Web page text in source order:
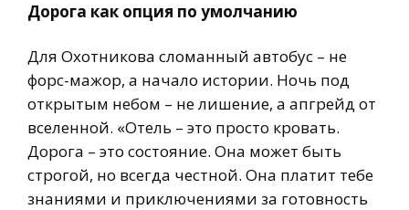
Дорога как опция по умолчанию
Для Охотникова сломанный автобус – не
форс-мажор, а начало истории. Ночь под
открытым небом – не лишение, а апгрейд от
вселенной. «Отель – это просто кровать.
Дорога – это состояние. Она может быть
строгой, но всегда честной. Она платит тебе
знаниями и приключениями за готовность